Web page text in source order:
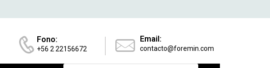
Fono:
+56 2 22156672
Email:
contacto@foremin.com